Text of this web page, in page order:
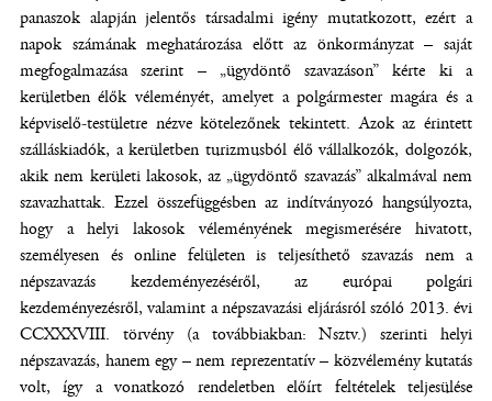
panaszok alapján jelentős társadalmi igény mutatkozott, ezért a
napok számának meghatározása előtt az önkormányzat – saját
megfogalmazása szerint – „ügydöntő szavazáson” kérte ki a
kerületben élők véleményét, amelyet a polgármester magára és a
képviselő-testületre nézve kötelezőnek tekintett. Azok az érintett
szálláskiadók, a kerületben turizmusból élő vállalkozók, dolgozók,
akik nem kerületi lakosok, az „ügydöntő szavazás” alkalmával nem
szavazhattak. Ezzel összefüggésben az indítványozó hangsúlyozta,
hogy a helyi lakosok véleményének megismerésére hivatott,
személyesen és online felületen is teljesíthető szavazás nem a
népszavazás kezdeményezéséről, az európai polgári
kezdeményezésről, valamint a népszavazási eljárásról szóló 2013. évi
CCXXXVIII. törvény (a továbbiakban: Nsztv.) szerinti helyi
népszavazás, hanem egy – nem reprezentatív – közvélemény kutatás
volt, így a vonatkozó rendeletben előírt feltételek teljesülése